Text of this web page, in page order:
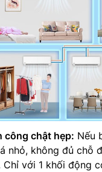
công chật hẹp: Nếu
nhỏ, không đủ chỗ
Chỉ với 1 khối động